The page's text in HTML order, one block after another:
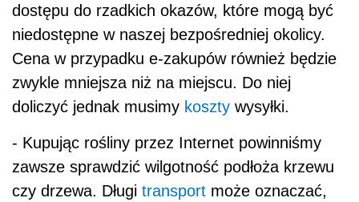
dostępu do rzadkich okazów, które mogą być
niedostępne w naszej bezpośredniej okolicy.
Cena w przypadku e-zakupów również będzie
zwykle mniejsza niż na miejscu. Do niej
doliczyć jednak musimy koszty wysyłki.
- Kupując rośliny przez Internet powinniśmy
zawsze sprawdzić wilgotność podłoża krzewu
czy drzewa. Długi transport może oznaczać,